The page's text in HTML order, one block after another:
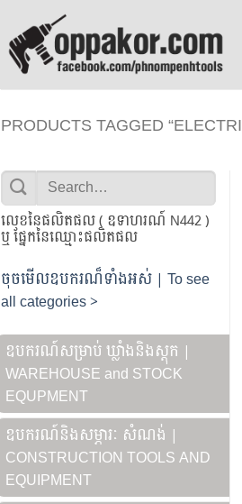
PRODUCTS TAGGED
Search
for:
លេខនៃផលិតផល ( ឧទាហរណ៍ N442 )
ឬ ផ្នែកនៃឈ្មោះផលិតផល
ចុចមើលឧបករណ៏ទាំងអស់ | To see
all categories >
ឧបករណ៍សម្រាប់ ឃ្លាំងនិងស្តុក |
WAREHOUSE and STOCK
EQUPMENT
ឧបករណ៍និងសម្ភារៈ សំណង់ |
CONSTRUCTION TOOLS AND
EQUIPMENT